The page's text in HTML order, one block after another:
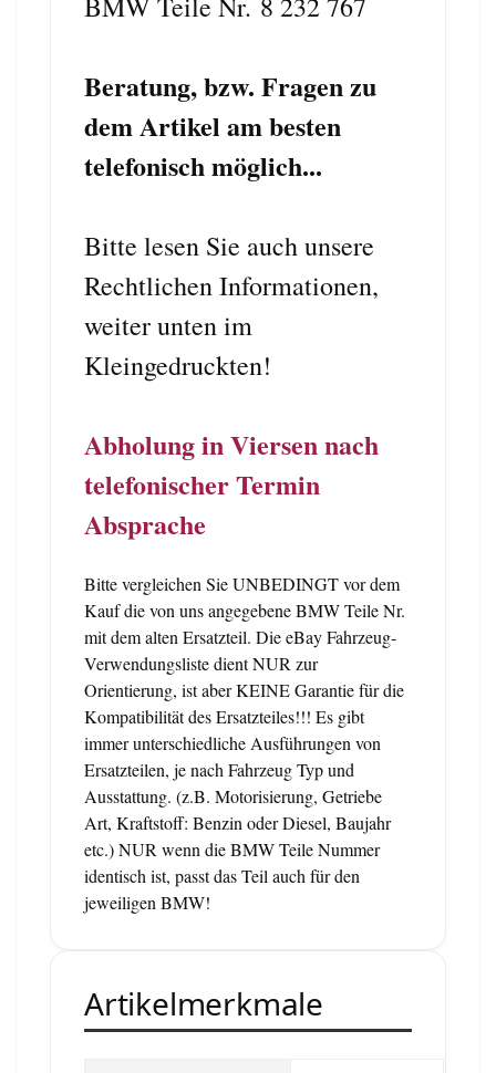
Beratung, bzw. Fragen zu
dem Artikel am besten
telefonisch möglich...
Bitte lesen Sie auch unsere
Rechtlichen Informationen,
weiter unten im
Kleingedruckten!
Abholung in Viersen nach
telefonischer Termin
Absprache
Bitte vergleichen Sie UNBEDINGT vor dem
Kauf die von uns angegebene BMW Teile Nr.
mit dem alten Ersatzteil. Die eBay Fahrzeug-
Verwendungsliste dient NUR zur
Orientierung, ist aber KEINE Garantie für die
Kompatibilität des Ersatzteiles!!! Es gibt
immer unterschiedliche Ausführungen von
Ersatzteilen, je nach Fahrzeug Typ und
Ausstattung. (z.B. Motorisierung, Getriebe
Art, Kraftstoff: Benzin oder Diesel, Baujahr
etc.) NUR wenn die BMW Teile Nummer
identisch ist, passt das Teil auch für den
jeweiligen BMW!
Artikelmerkmale